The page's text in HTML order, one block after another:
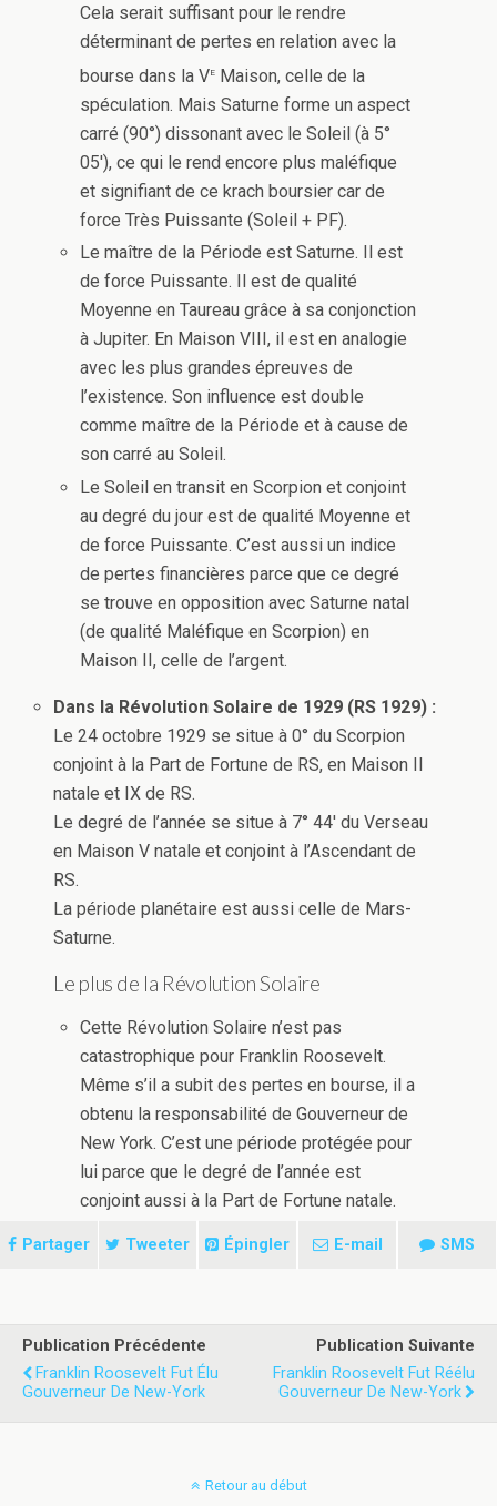
Cela serait suffisant pour le rendre
déterminant de pertes en relation avec la
bourse dans la Ve Maison, celle de la
spéculation. Mais Saturne forme un aspect
carré (90°) dissonant avec le Soleil (à 5°
05′), ce qui le rend encore plus maléfique
et signifiant de ce krach boursier car de
force Très Puissante (Soleil + PF).
Le maître de la Période est Saturne. Il est
de force Puissante. Il est de qualité
Moyenne en Taureau grâce à sa conjonction
à Jupiter. En Maison VIII, il est en analogie
avec les plus grandes épreuves de
l’existence. Son influence est double
comme maître de la Période et à cause de
son carré au Soleil.
Le Soleil en transit en Scorpion et conjoint
au degré du jour est de qualité Moyenne et
de force Puissante. C’est aussi un indice
de pertes financières parce que ce degré
se trouve en opposition avec Saturne natal
(de qualité Maléfique en Scorpion) en
Maison II, celle de l’argent.
Dans la Révolution Solaire de 1929 (RS 1929) :
Le 24 octobre 1929 se situe à 0° du Scorpion
conjoint à la Part de Fortune de RS, en Maison II
natale et IX de RS.
Le degré de l’année se situe à 7° 44′ du Verseau
en Maison V natale et conjoint à l’Ascendant de
RS.
La période planétaire est aussi celle de Mars-
Saturne.
Le plus de la Révolution Solaire
Cette Révolution Solaire n’est pas
catastrophique pour Franklin Roosevelt.
Même s’il a subit des pertes en bourse, il a
obtenu la responsabilité de Gouverneur de
New York. C’est une période protégée pour
lui parce que le degré de l’année est
conjoint aussi à la Part de Fortune natale.
Partager Tweeter Épingler E-mail SMS
Publication Précédente
Franklin Roosevelt Fut Élu
Gouverneur De New-York
Publication Suivante
Franklin Roosevelt Fut Réélu
Gouverneur De New-York
Retour au début